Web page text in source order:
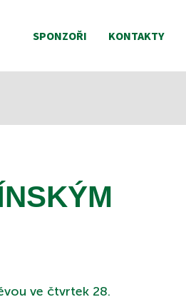
SPONZOŘI KONTAKTY
ve čtvrtek 28.